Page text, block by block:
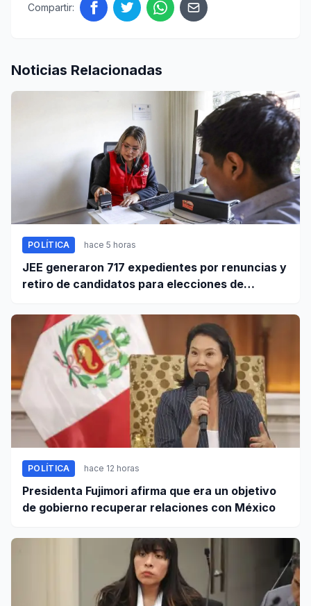
Compartir:
Noticias Relacionadas
POLÍTICA hace 5 horas
JEE generaron 717 expedientes por renuncias y
retiro de candidatos para elecciones de
POLÍTICA hace 12 horas
Presidenta Fujimori afirma que era un objetivo
de gobierno recuperar relaciones con México